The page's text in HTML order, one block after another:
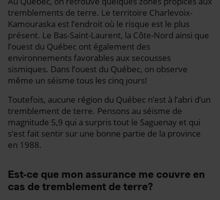
tremblements de terre. Le territoire Charlevoix-
Kamouraska est l’endroit où le risque est le plus
présent. Le Bas-Saint-Laurent, la Côte-Nord ainsi que
l’ouest du Québec ont également des
environnements favorables aux secousses
sismiques. Dans l’ouest du Québec, on observe
même un séisme tous les cinq jours!
Toutefois, aucune région du Québec n’est à l’abri d’un
tremblement de terre. Pensons au séisme de
magnitude 5,9 qui a surpris tout le Saguenay et qui
s’est fait sentir sur une bonne partie de la province
en 1988.
Est-ce que mon assurance me couvre en
cas de tremblement de terre?